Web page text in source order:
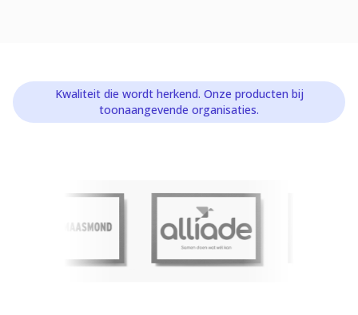
Kwaliteit die wordt herkend. Onze producten bij
toonaangevende organisaties.